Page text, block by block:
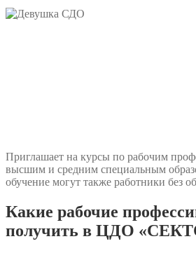
Приглашает на курсы по рабочим
высшим и средним специальным
обучение могут также работники без
Какие рабочие
получить в ЦДО